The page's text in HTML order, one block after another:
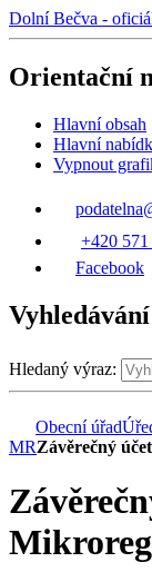
Dolní Bečva -
Orientační
Hlavní obsah
Hlavní
Vypnout
+420
Facebook
Vyhledávání
Hledaný výraz:
Obecní úřad
MRZávěrečný